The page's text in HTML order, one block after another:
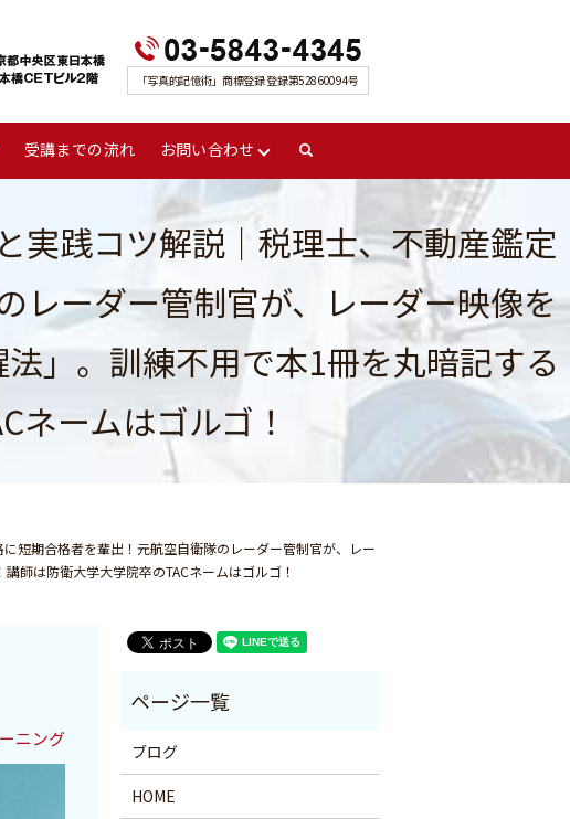
「写真的記憶術」商標登録 登録第52860094号
受講までの流れ お問い合わせ
search
実践コツ解説｜税理士、不動産鑑定
レーダー管制官が、レーダー映像を
」。訓練不用で本1冊を丸暗記する
ネームはゴルゴ！
短期合格者を輩出！元航空自衛隊のレーダー管制官が、レー
師は防衛大学大学院卒のTACネームはゴルゴ！
ニング
ブログ
HOME